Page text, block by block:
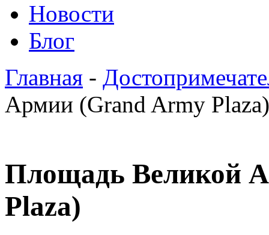
Новости
Блог
Главная -
Армии (Grand Army Plaza)
Площадь Великой
Plaza)